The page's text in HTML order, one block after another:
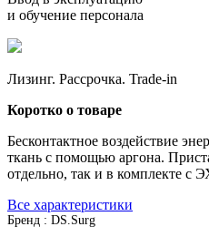
и обучение персонала
Лизинг. Рассрочка. Trade-in
Коротко о товаре
Бесконтактное воздействие
ткань с помощью аргона.
отдельно, так и в комплекте с
Все характеристики
Бренд : DS.Surg